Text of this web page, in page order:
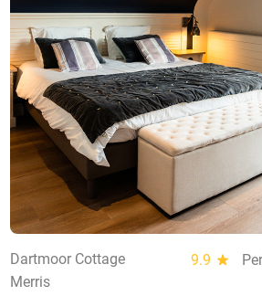
Dartmoor Cottage 9.9 star
Merris